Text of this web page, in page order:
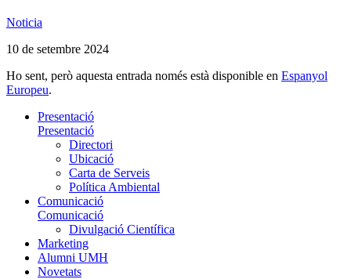
Noticia
10 de setembre 2024
Ho sent, però aquesta entrada només està disponible en Espanyol
Europeu.
Presentació
Presentació
Directori
Ubicació
Carta de Serveis
Política Ambiental
Comunicació
Comunicació
Divulgació Científica
Marketing
Alumni UMH
Novetats